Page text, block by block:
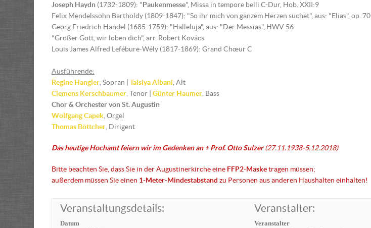
Joseph Haydn (1732-1809): "Paukenmesse", Missa in tempore belli C-Dur, Hob. XXII:9
Felix Mendelssohn Bartholdy (1809-1847): "So ihr mich von ganzem Herzen suchet", aus: "Elias", op. 70
Georg Friedrich Händel (1685-1759): "Halleluja", aus: "Der Messias", HWV 56
"Großer Gott, wir loben dich", arr. Robert Kovács
Louis James Alfred Lefébure-Wély (1817-1869): Grand Chœur C
Ausführende:
Regine Hangler , Sopran | Taisiya Albani , Alt
Clemens Kerschbaumer , Tenor | Günter Haumer , Bass
Chor & Orchester von St. Augustin
Wolfgang Capek , Orgel
Thomas Böttcher , Dirigent
Das heutige Hochamt feiern wir im Gedenken an + Prof. Otto Sulzer(27.11.1938-5.12.2018)
Bitte beachten Sie, dass Sie in der Augustinerkirche eine FFP2-Masketragen müssen;
außerdem müssen Sie einen 1-Meter-Mindestabstand zu Personen aus anderen Haushalten einhalten!
Veranstaltungsdetails:
Datum
Veranstalter:
Veranstalter